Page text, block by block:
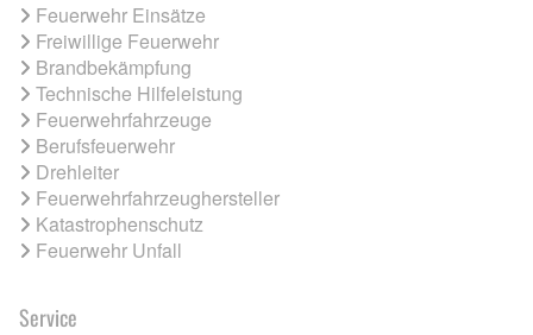
Feuerwehr Einsätze
Freiwillige Feuerwehr
Brandbekämpfung
Technische Hilfeleistung
Feuerwehrfahrzeuge
Berufsfeuerwehr
Drehleiter
Feuerwehrfahrzeughersteller
Katastrophenschutz
Feuerwehr Unfall
Service